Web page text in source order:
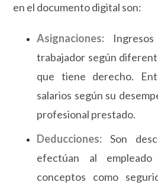
en el documento digital son:
Asignaciones:
trabajador según
que tiene derecho.
salarios según su
profesional prestado.
Deducciones:
Son
efectúan al
conceptos como